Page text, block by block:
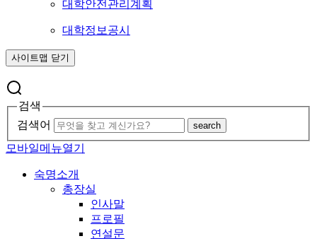
대학안전관리계획
대학정보공시
사이트맵 닫기
검색
검색어
search
모바일메뉴열기
숙명소개
총장실
인사말
프로필
연설문